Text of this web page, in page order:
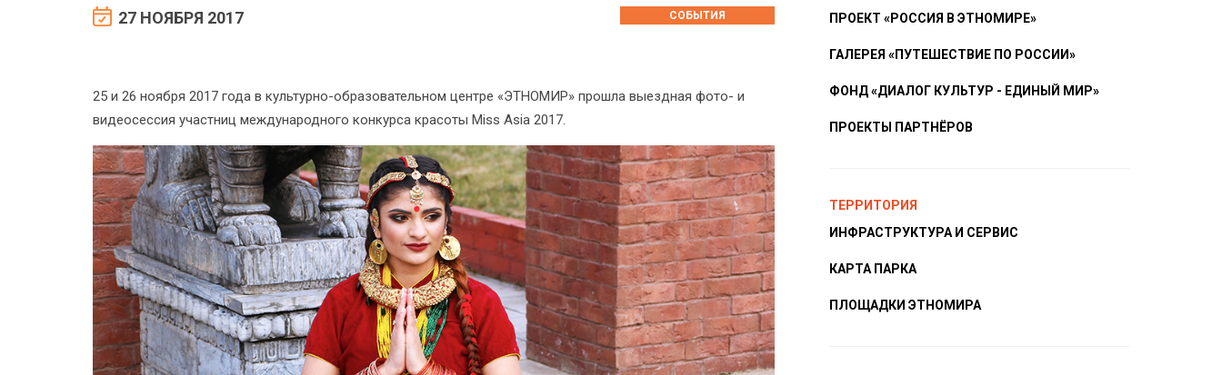
27 НОЯБРЯ 2017 СОБЫТИЯ
25 и 26 ноября 2017 года в культурно-образовательном центре «ЭТНОМИР» прошла выездная фото- и
видеосессия участниц международного конкурса красоты Miss Asia 2017.
ПРОЕКТ «РОССИЯ В ЭТНОМИРЕ»
ГАЛЕРЕЯ «ПУТЕШЕСТВИЕ ПО РОССИИ»
ФОНД «ДИАЛОГ КУЛЬТУР - ЕДИНЫЙ МИР»
ПРОЕКТЫ ПАРТНЁРОВ
ТЕРРИТОРИЯ
ИНФРАСТРУКТУРА И СЕРВИС
КАРТА ПАРКА
ПЛОЩАДКИ ЭТНОМИРА